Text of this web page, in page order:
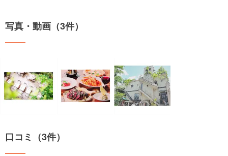
写真・動画（3件）
口コミ（3件）